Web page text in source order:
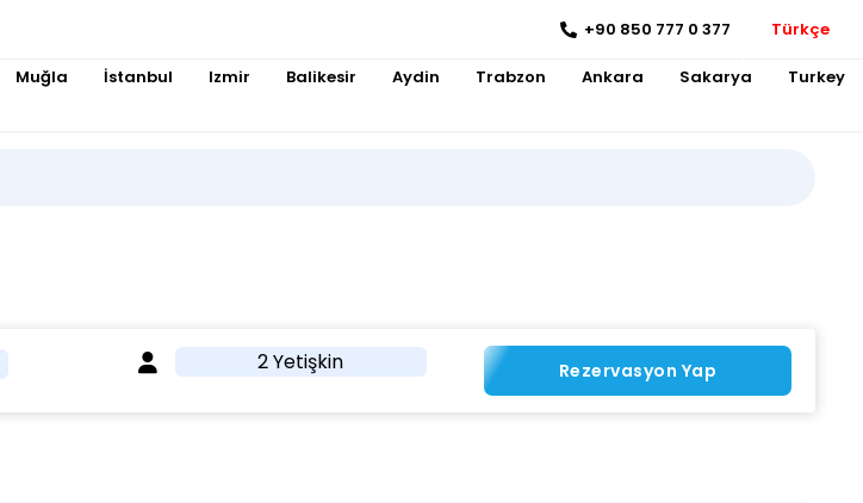
+90 850 777 0 377 Türkçe
Muğla İstanbul Izmir Balikesir Aydin Trabzon Ankara Sakarya Turkey
2 Yetişkin Rezervasyon Yap